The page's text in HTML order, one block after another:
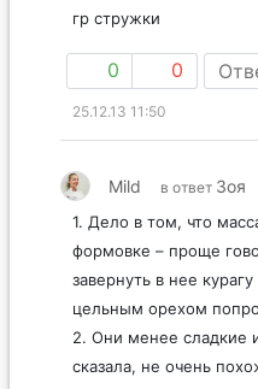
гр стружки
0 0
25.12.13 11:50
Mild в ответ Зоя
1. Дело в том, что
формовке – проще
завернуть в нее
цельным орехом
2. Они менее
сказала, не очень